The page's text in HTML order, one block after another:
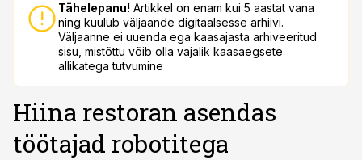
Tähelepanu! Artikkel on enam kui 5 aastat vana
ning kuulub väljaande digitaalsesse arhiivi.
Väljaanne ei uuenda ega kaasajasta arhiveeritud
sisu, mistõttu võib olla vajalik kaasaegsete
allikatega tutvumine
Hiina restoran asendas
töötajad robotitega